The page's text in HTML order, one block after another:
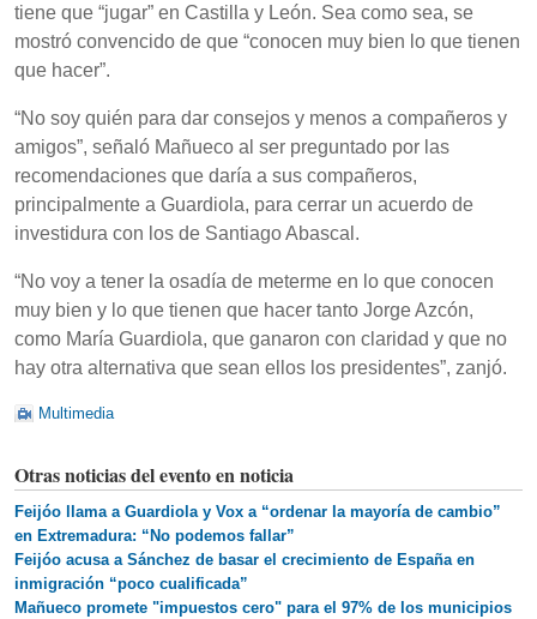
tiene que “jugar” en Castilla y León. Sea como sea, se
mostró convencido de que “conocen muy bien lo que tienen
que hacer”.
“No soy quién para dar consejos y menos a compañeros y
amigos”, señaló Mañueco al ser preguntado por las
recomendaciones que daría a sus compañeros,
principalmente a Guardiola, para cerrar un acuerdo de
investidura con los de Santiago Abascal.
“No voy a tener la osadía de meterme en lo que conocen
muy bien y lo que tienen que hacer tanto Jorge Azcón,
como María Guardiola, que ganaron con claridad y que no
hay otra alternativa que sean ellos los presidentes”, zanjó.
Multimedia
Otras noticias del evento en noticia
Feijóo llama a Guardiola y Vox a “ordenar la mayoría de cambio”
en Extremadura: “No podemos fallar”
Feijóo acusa a Sánchez de basar el crecimiento de España en
inmigración “poco cualificada”
Mañueco promete "impuestos cero" para el 97% de los municipios